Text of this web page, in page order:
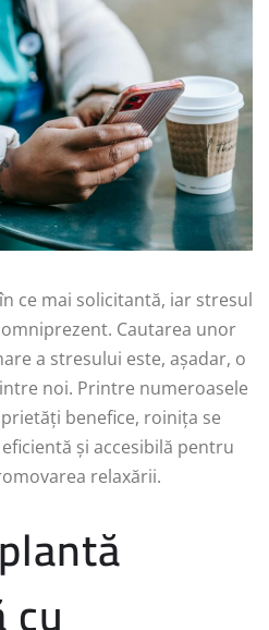
ce mai solicitantă, iar stresul
Cautarea unor
a stresului este, așadar, o
noi. Printre numeroasele
benefice, roinița se
și accesibilă pentru
relaxării.